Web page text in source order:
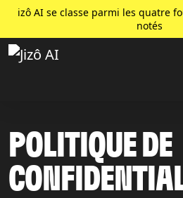
izô AI se classe parmi les quatre
notés
POLITIQUE DE